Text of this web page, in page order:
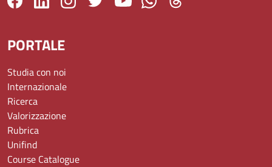
PORTALE
Studia con noi
Internazionale
Ricerca
Valorizzazione
Rubrica
Unifind
Course Catalogue